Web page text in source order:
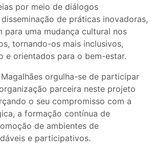
por meio de diálogos
de práticas inovadoras,
para uma mudança cultural nos
tornando-os mais inclusivos,
e orientados para o bem-estar.
orgulha-se de participar
parceira neste projeto
o seu compromisso com a
a formação contínua de
de ambientes de
e participativos.